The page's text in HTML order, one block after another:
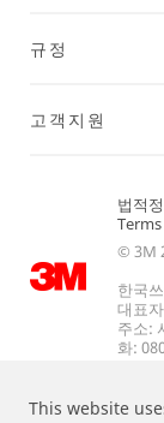
This website
규정
고객지원
법적
© 3M
한국
대표
주소:
화: